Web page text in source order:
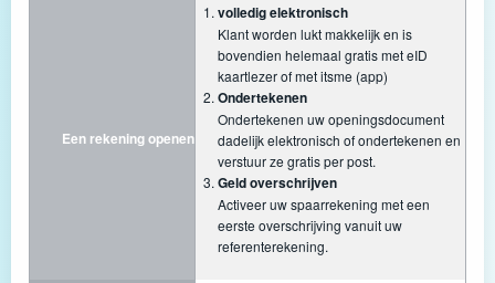
Een rekening openen
volledig elektronisch
Klant worden lukt makkelijk en is
bovendien helemaal gratis met eID
kaartlezer of met itsme (app)
Ondertekenen
Ondertekenen uw openingsdocument
dadelijk elektronisch of ondertekenen en
verstuur ze gratis per post.
Geld overschrijven
Activeer uw spaarrekening met een
eerste overschrijving vanuit uw
referenterekening.